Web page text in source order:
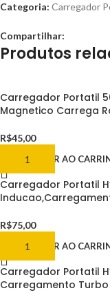
Categoria: Carregador
Compartilhar:
Produtos
Carregador Portatil
Magnetico Carrega
R$45,00
ADICIONAR AO
Carregador Portatil
R$75,00
ADICIONAR AO
Carregador Portatil
Carregamento Turbo